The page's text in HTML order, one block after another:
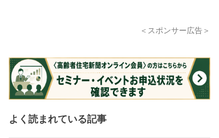
＜スポンサー広告＞
よく読まれている記事